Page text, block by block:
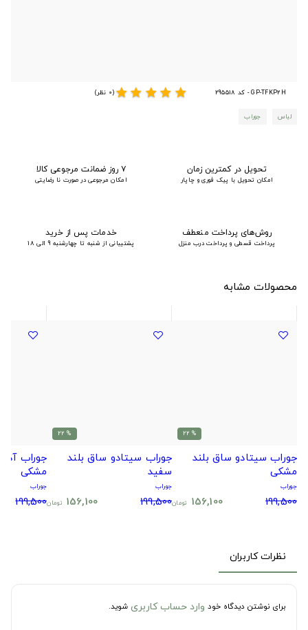
GP-TFKP2H - کد 295518 star
star
star
star
star(0 نظر)
لباس جوراب
تحویل در کمترین زمان
امکان تحویل با پیک فوری و چاپار
۷ روز ضمانت مرجوعی کالا
امکان مرجوعی در صورت نا رضایتی
روش‌های پرداخت منعطف
پرداخت قسطی و پرداخت درب منزل
خدمات پس از خرید
پشتیبانی از شنبه تا چهارشنبه 9 الی 18
محصولات مشابه
% 22
جوراب سیتادو ساق بلند
مشکی
جوراب
199,500
156,100 تومان
% 22
جوراب سیتادو ساق بلند
سفید
جوراب
199,500
156,100 تومان
جوراب
مشکی
جوراب
199,500
نظرات کاربران
برای نوشتن دیدگاه خود وارد حساب کاربری شوید.